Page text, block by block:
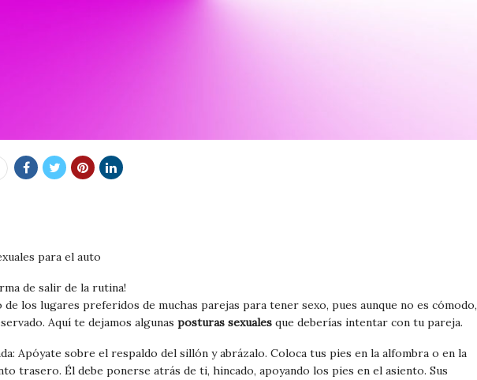
de salir de la rutina!
de los lugares preferidos de muchas parejas para tener sexo, pues aunque no es cómodo,
Aquí te dejamos algunas posturas sexuales que deberías intentar con tu pareja.
Apóyate sobre el respaldo del sillón y abrázalo. Coloca tus pies en la alfombra o en la
trasero. Él debe ponerse atrás de ti, hincado, apoyando los pies en el asiento. Sus